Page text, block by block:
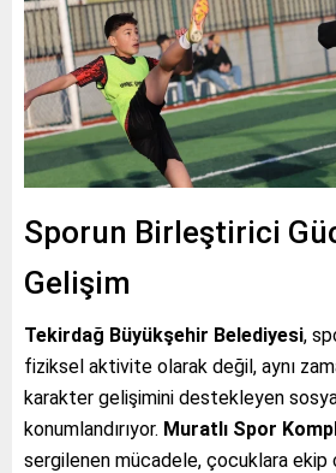
Sporun Birleştirici
Gelişim
Tekirdağ Büyükşehir Belediyesi,
fiziksel aktivite olarak değil, aynı
karakter gelişimini destekleyen
konumlandırıyor. Muratlı Spor
sergilenen mücadele, çocuklara ekip